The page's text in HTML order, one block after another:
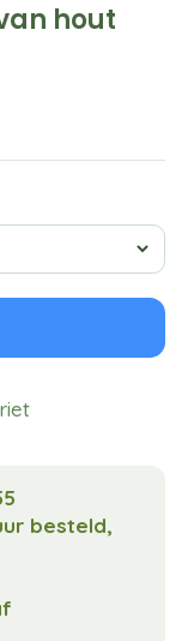
hout
besteld,